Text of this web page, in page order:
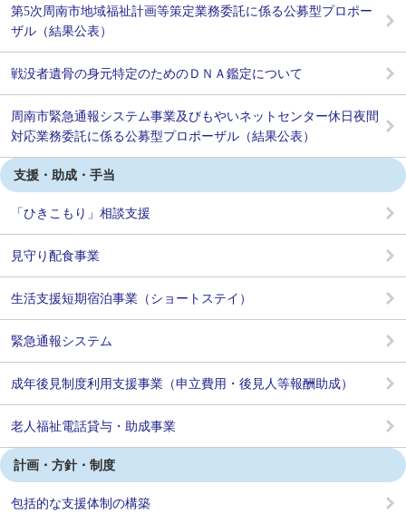
第5次周南市地域福祉計画等策定業務委託に係る公募型プロポー
ザル（結果公表）
戦没者遺骨の身元特定のためのＤＮＡ鑑定について
周南市緊急通報システム事業及びもやいネットセンター休日夜間
対応業務委託に係る公募型プロポーザル（結果公表）
支援・助成・手当
「ひきこもり」相談支援
見守り配食事業
生活支援短期宿泊事業（ショートステイ）
緊急通報システム
成年後見制度利用支援事業（申立費用・後見人等報酬助成）
老人福祉電話貸与・助成事業
計画・方針・制度
包括的な支援体制の構築